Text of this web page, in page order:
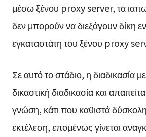
μέσω ξένου proxy server, τα
δεν μπορούν να διεξάγουν δίκη
εγκαταστάτη του ξένου proxy
Σε αυτό το στάδιο, η διαδικασία
δικαστική διαδικασία και
γνώση, κάτι που καθιστά
εκτέλεση, επομένως γίνεται